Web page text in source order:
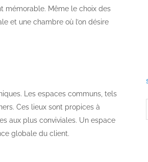
mémorable. Même le choix des
et une chambre où l’on désire
Les espaces communs, tels
Ces lieux sont propices à
aux plus conviviales. Un espace
globale du client.